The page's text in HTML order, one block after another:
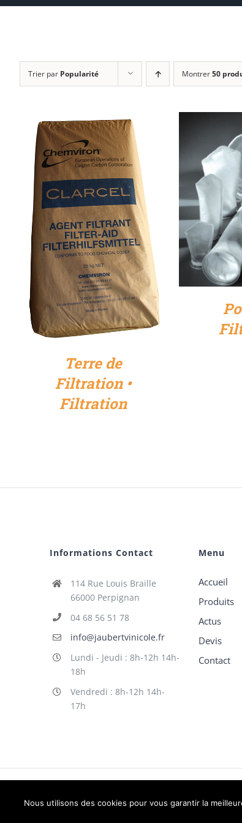
Trier par Popularité Montrer50
DÉTAILS
Terre de
Filtration •
Filtration
Informations Contact
114 Rue Louis Braille
66000 Perpignan
04 68 56 51 78
info@jaubertvinicole.fr
Lundi - Jeudi : 8h-12h 14h-
18h
Vendredi : 8h-12h 14h-
17h
Menu
Accueil
Produits
Actus
Devis
Contact
Nous utilisons des cookies pour vous garantir la